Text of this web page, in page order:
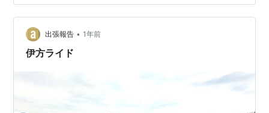
の大島はいつ見ても絶景 八幡浜市の南の端 穴井港はいい
感じ 市境の頃時鼻への上りも垂れることなく走り 西予市
に 天気予報だと北西風じゃなかった？ 北東に走っている
けど向かい風 みかめ海の駅潮彩館に到着 お！ ミニベロ
出張報告 • 1年前
伊方ライド